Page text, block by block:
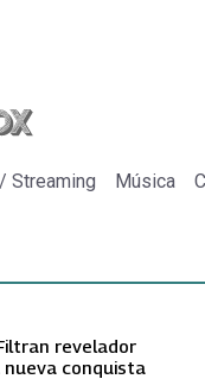
Streaming Música
revelador
conquista